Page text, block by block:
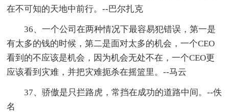
在不可知的天地中前行。--巴尔扎克
36、一个公司在两种情况下最容易犯错误，第一是
有太多的钱的时候，第二是面对太多的机会，一个CEO
看到的不应该是机会，因为机会无处不在，一个CEO更
应该看到灾难，并把灾难扼杀在摇篮里。--马云
37、骄傲是只拦路虎，常挡在成功的道路中间。--佚
名